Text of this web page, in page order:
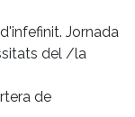
Jornada
del /la
de